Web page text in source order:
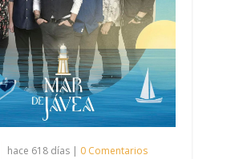
hace 618 días | 0 Comentarios